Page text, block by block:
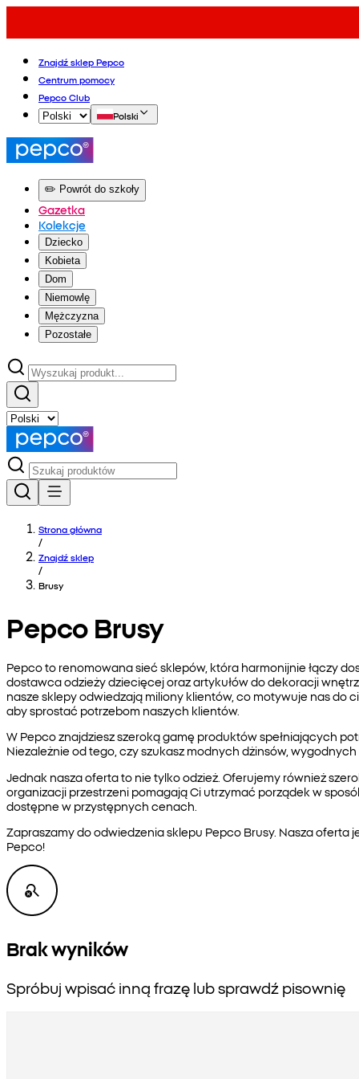
Znajdź sklep Pepco
Centrum pomocy
Pepco Club
Polski
✏️ Powrót do szkoły
Gazetka
Kolekcje
Dziecko
Kobieta
Dom
Niemowlę
Mężczyzna
Pozostałe
Strona główna
/
Znajdź sklep
/
Brusy
Pepco Brusy
Pepco to renomowana sieć sklepów, która harmonijnie łączy
dostawca odzieży dziecięcej oraz artykułów do dekoracji
nasze sklepy odwiedzają miliony klientów, co motywuje nas do
aby sprostać potrzebom naszych klientów.
W Pepco znajdziesz szeroką gamę produktów spełniających
Niezależnie od tego, czy szukasz modnych dżinsów,
Jednak nasza oferta to nie tylko odzież. Oferujemy również
organizacji przestrzeni pomagają Ci utrzymać porządek w
dostępne w przystępnych cenach.
Zapraszamy do odwiedzenia sklepu Pepco Brusy. Nasza
Pepco!
Brak wyników
Spróbuj wpisać inną frazę lub sprawdź pisownię